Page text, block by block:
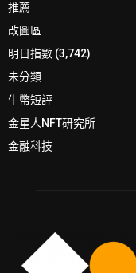
推薦
改圖區
明日指數 (3,742)
未分類
牛幣短評
金星人NFT研究所
金融科技